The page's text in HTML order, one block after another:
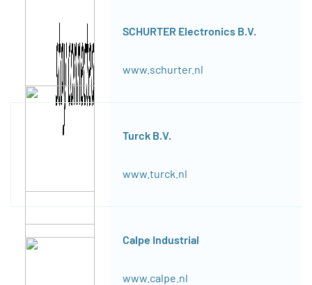
SCHURTER Electronics B.V.
www.schurter.nl
Turck B.V.
www.turck.nl
Calpe Industrial
www.calpe.nl